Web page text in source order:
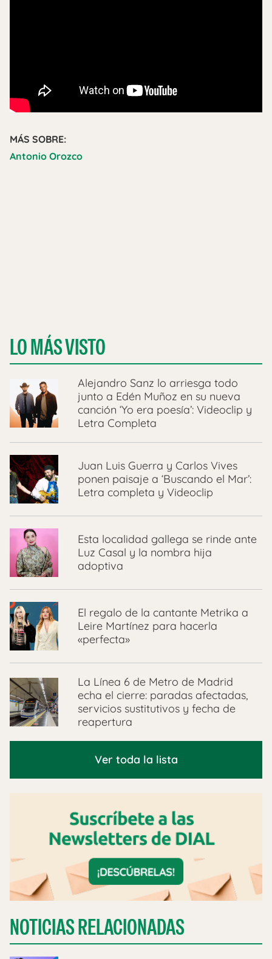
MÁS SOBRE:
Antonio Orozco
LO MÁS VISTO
Alejandro Sanz lo arriesga todo
junto a Edén Muñoz en su nueva
canción ‘Yo era poesía’: Videoclip y
Letra Completa
Juan Luis Guerra y Carlos Vives
ponen paisaje a ‘Buscando el Mar’:
Letra completa y Videoclip
Esta localidad gallega se rinde ante
Luz Casal y la nombra hija
adoptiva
El regalo de la cantante Metrika a
Leire Martínez para hacerla
«perfecta»
La Línea 6 de Metro de Madrid
echa el cierre: paradas afectadas,
servicios sustitutivos y fecha de
reapertura
Ver toda la lista
NOTICIAS RELACIONADAS